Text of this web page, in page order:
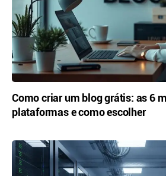
Como criar um blog grátis: as 6
plataformas e como escolher